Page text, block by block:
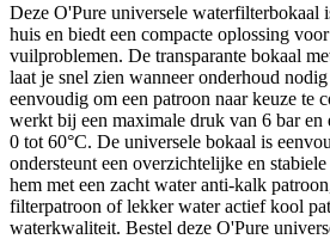
Deze O'Pure universele waterfilterbokaal
huis en biedt een compacte oplossing
vuilproblemen. De transparante bokaal
laat je snel zien wanneer onderhoud
eenvoudig om een patroon naar keuze te
werkt bij een maximale druk van 6 bar en
0 tot 60°C. De universele bokaal is
ondersteunt een overzichtelijke en
hem met een zacht water anti-kalk
filterpatroon of lekker water actief kool
waterkwaliteit. Bestel deze O'Pure